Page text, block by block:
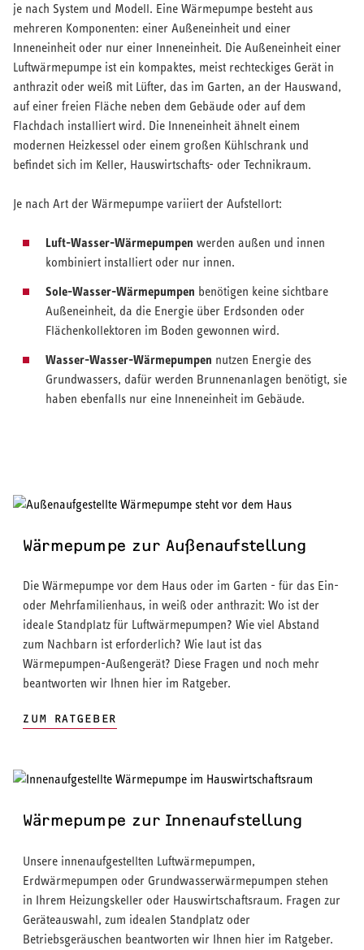
je nach System und Modell. Eine Wärmepumpe besteht aus
mehreren Komponenten: einer Außeneinheit und einer
Inneneinheit oder nur einer Inneneinheit. Die Außeneinheit einer
Luftwärmepumpe ist ein kompaktes, meist rechteckiges Gerät in
anthrazit oder weiß mit Lüfter, das im Garten, an der Hauswand,
auf einer freien Fläche neben dem Gebäude oder auf dem
Flachdach installiert wird. Die Inneneinheit ähnelt einem
modernen Heizkessel oder einem großen Kühlschrank und
befindet sich im Keller, Hauswirtschafts- oder Technikraum.
Je nach Art der Wärmepumpe variiert der Aufstellort:
Luft-Wasser-Wärmepumpen werden außen und innen
kombiniert installiert oder nur innen.
Sole-Wasser-Wärmepumpen benötigen keine sichtbare
Außeneinheit, da die Energie über Erdsonden oder
Flächenkollektoren im Boden gewonnen wird.
Wasser-Wasser-Wärmepumpen nutzen Energie des
Grundwassers, dafür werden Brunnenanlagen benötigt, sie
haben ebenfalls nur eine Inneneinheit im Gebäude.
Wärmepumpe zur Außenaufstellung
Die Wärmepumpe vor dem Haus oder im Garten - für das Ein-
oder Mehrfamilienhaus, in weiß oder anthrazit: Wo ist der
ideale Standplatz für Luftwärmepumpen? Wie viel Abstand
zum Nachbarn ist erforderlich? Wie laut ist das
Wärmepumpen-Außengerät? Diese Fragen und noch mehr
beantworten wir Ihnen hier im Ratgeber.
ZUM RATGEBER
Wärmepumpe zur Innenaufstellung
Unsere innenaufgestellten Luftwärmepumpen,
Erdwärmepumpen oder Grundwasserwärmepumpen stehen
in Ihrem Heizungskeller oder Hauswirtschaftsraum. Fragen zur
Geräteauswahl, zum idealen Standplatz oder
Betriebsgeräuschen beantworten wir Ihnen hier im Ratgeber.